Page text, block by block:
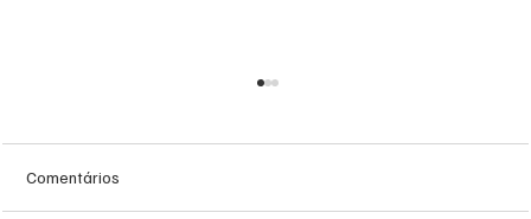
Comentários